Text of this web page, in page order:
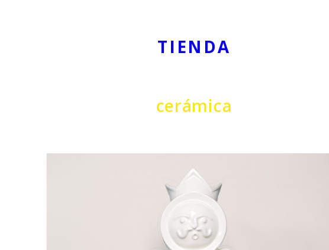
TIENDA
cerámica